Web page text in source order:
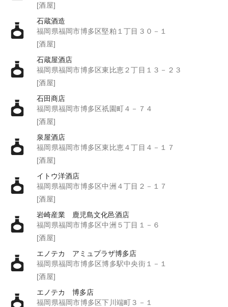
[酒屋]
石蔵酒造
福岡県福岡市博多区堅粕１丁目３０－１
[酒屋]
石蔵屋酒店
福岡県福岡市博多区東比恵２丁目１３－２３
[酒屋]
石田商店
福岡県福岡市博多区祇園町４－７４
[酒屋]
泉屋酒店
福岡県福岡市博多区東比恵４丁目４－１７
[酒屋]
イトウ洋酒店
福岡県福岡市博多区中洲４丁目２－１７
[酒屋]
岩崎産業 鹿児島文化邑酒店
福岡県福岡市博多区中洲５丁目１－６
[酒屋]
エノテカ アミュプラザ博多店
福岡県福岡市博多区博多駅中央街１－１
[酒屋]
エノテカ 博多店
福岡県福岡市博多区下川端町３－１